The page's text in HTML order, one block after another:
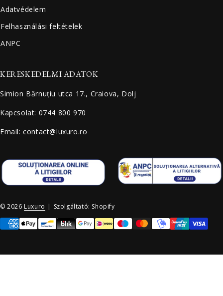
Adatvédelem
Felhasználási feltételek
ANPC
KERESKEDELMI ADATOK
Simion Bărnuțiu utca 17., Craiova, Dolj
Kapcsolat: 0744 800 970
Email: contact@luxuro.ro
© 2026 Luxuro | Szolgáltató: Shopify
Fizetési módok